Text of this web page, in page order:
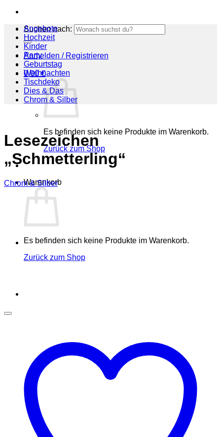
Suchen nach:
Anmelden / Registrieren
0,00€
Es befinden sich keine Produkte im Warenkorb.
Zurück zum Shop
Warenkorb
Es befinden sich keine Produkte im Warenkorb.
Zurück zum Shop
Angebote
Hochzeit
Kinder
Party
Geburtstag
Weihnachten
Tischdeko
Dies & Das
Chrom & Silber
Lesezeichen
„Schmetterling“
Chrom & Silber